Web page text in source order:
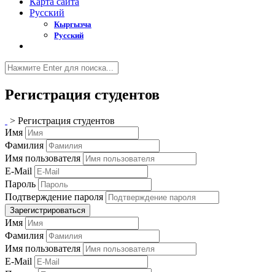
Русский
Кыргызча
Русский
Регистрация студентов
> Регистрация студентов
Имя
Фамилия
Имя пользователя
E-Mail
Пароль
Подтверждение пароля
Зарегистрироваться
Имя
Фамилия
Имя пользователя
E-Mail